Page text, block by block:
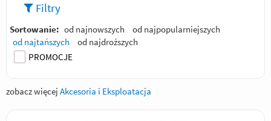
Filtry
Sortowanie: od najnowszych
od najpopularniejszych
od najtańszych
od najdroższych
PROMOCJE
zobacz więcej Akcesoria i Eksploatacja